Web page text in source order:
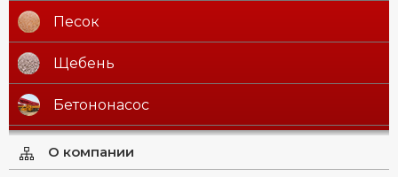
Песок
Щебень
Бетононасос
О компании